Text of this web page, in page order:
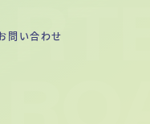
問い合わせ